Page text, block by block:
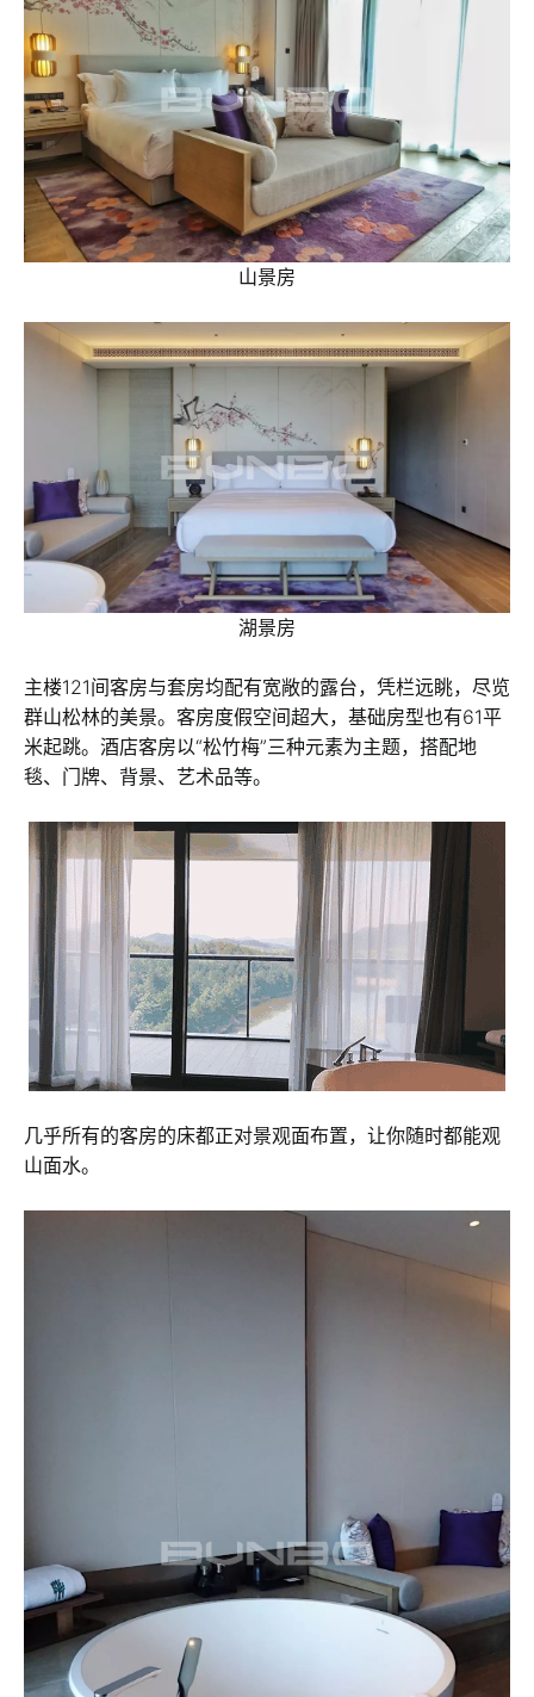
山景房
湖景房
主楼121间客房与套房均配有宽敞的露台，凭栏远眺，尽览
群山松林的美景。客房度假空间超大，基础房型也有61平
米起跳。酒店客房以“松竹梅”三种元素为主题，搭配地
毯、门牌、背景、艺术品等。
几乎所有的客房的床都正对景观面布置，让你随时都能观
山面水。